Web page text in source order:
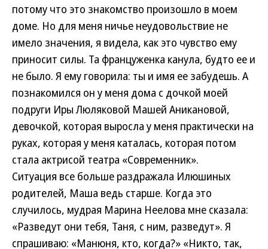
потому что это знакомство произошло в моем
доме. Но для меня ничье неудовольствие не
имело значения, я видела, как это чувство ему
приносит силы. Та француженка канула, будто ее и
не было. Я ему говорила: ты и имя ее забудешь. А
познакомился он у меня дома с дочкой моей
подруги Иры Люляковой Машей Аникановой,
девочкой, которая выросла у меня практически на
руках, которая у меня каталась, которая потом
стала актрисой театра «Современник».
Ситуация все больше раздражала Илюшиных
родителей, Маша ведь старше. Когда это
случилось, мудрая Марина Неелова мне сказала:
«Разведут они тебя, Таня, с ним, разведут». Я
спрашиваю: «Манюня, кто, когда?» «Никто, так,